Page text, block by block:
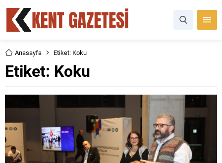
Anasayfa Etiket: Koku
Etiket: Koku